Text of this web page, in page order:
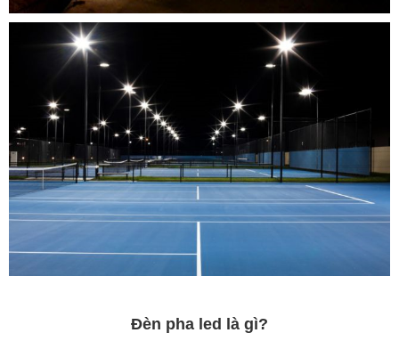
Đèn pha led là gì?